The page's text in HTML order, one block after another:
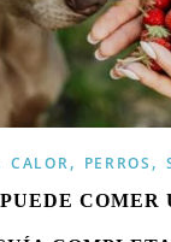
CALOR, PERROS ,
COMER